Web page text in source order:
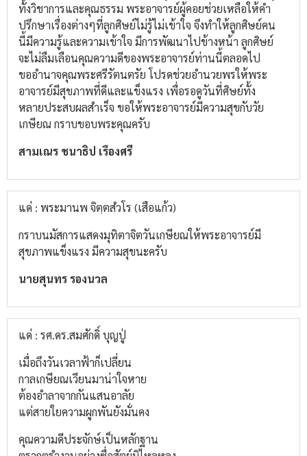
ทั้งวิชาการและคุณธรรม พระอาจารย์ผู้คอยช่วยเหลือให้คำ
ปรึกษาเรื่องต่างๆที่ลูกศิษย์ไม่รู้ไม่เข้าใจ จึงทำให้ลูกศิษย์คน
นี้มีความรู้และความเข้าใจ มีการพัฒนาไปข้างหน้า ลูกศิษย์
จะไม่ลืมเลือนคุณความดีของพระอาจารย์ท่านนี้ตลอดไป
ขออำนาจคุณพระศรีรัตนตรัย โปรดช่วยอำนวยพรให้พระ
อาจารย์มีสุขภาพที่ดีและแข็งแรง เพื่อรอดูวันที่ศิษย์ทั้ง
หลายประสบผลสำเร็จ ขอให้พระอาจารย์มีความสุขกับวัย
เกษียณ กราบขอบพระคุณครับ
สามเณร ชนาธิป เรืองศรี
แด่ : พระมานพ จิตฺตสํวโร (เสือแก้ว)
กราบนมัสการแสดงมุทิตาจิตวันเกษียณให้พระอาจารย์มี
สุขภาพแข็งแรง มีความสุขนะครับ
นายสุนทร รองนวล
แด่ : รศ.ดร.สมศักดิ์ บุญปู่
เมื่อถึงวันเวลาฟ้าก็เปลี่ยน
กาลเกษียณเวียนมาน่าใจหาย
ต้องอำลาจากกันแสนอาลัย
แต่สายใยความผูกพันยังมั่นคง
คุณความดีประจักษ์เป็นหลักฐาน